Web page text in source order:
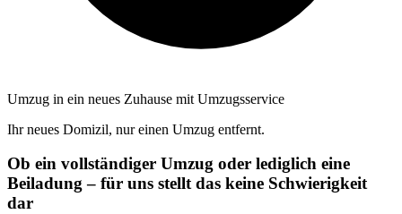
Umzug in ein neues Zuhause mit Umzugsservice
Ihr neues Domizil, nur einen Umzug entfernt.
Ob ein vollständiger Umzug oder lediglich eine
Beiladung – für uns stellt das keine Schwierigkeit
dar